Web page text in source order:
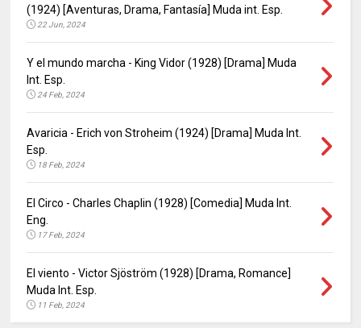
(1924) [Aventuras, Drama, Fantasía] Muda int. Esp.
22 Jun, 2024
Y el mundo marcha - King Vidor (1928) [Drama] Muda
Int. Esp.
24 Feb, 2024
Avaricia - Erich von Stroheim (1924) [Drama] Muda Int.
Esp.
18 Feb, 2024
El Circo - Charles Chaplin (1928) [Comedia] Muda Int.
Eng.
17 Feb, 2024
El viento - Victor Sjöström (1928) [Drama, Romance]
Muda Int. Esp.
11 Feb, 2024